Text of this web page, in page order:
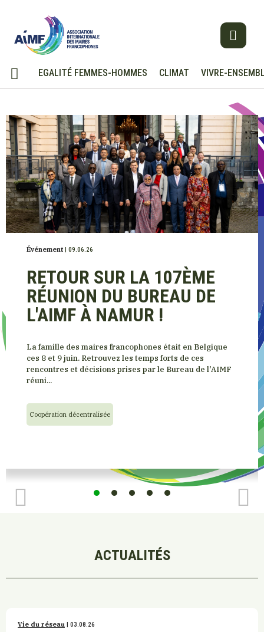
EGALITÉ FEMMES-HOMMES CLIMAT VIVRE-
Événement| 09.06.26
RETOUR SUR LA 107ÈME
RÉUNION DU BUREAU DE
L'AIMF À NAMUR !
La famille des maires francophones était en Belgique
ces 8 et 9 juin. Retrouvez les temps forts de ces
rencontres et décisions prises par le Bureau de l'AIMF
réuni...
Coopération décentralisée
ACTUALITÉS
Vie du réseau | 03.08.26